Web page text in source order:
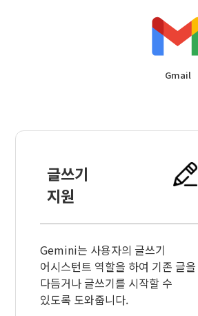
Gmail
글쓰기
지원
Gemini는 사용자의 글쓰기
어시스턴트 역할을 하여 기존 글을
다듬거나 글쓰기를 시작할 수
있도록 도와줍니다.